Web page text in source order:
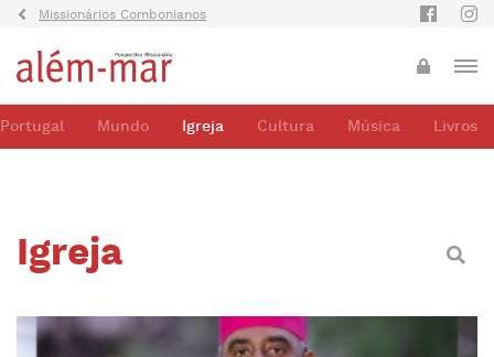
Missionários Combonianos
Portugal Mundo Igreja Cultura Música Livros
Igreja